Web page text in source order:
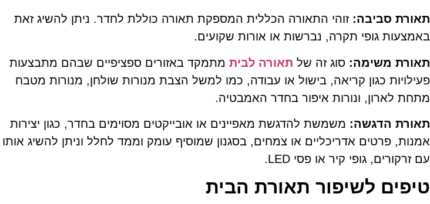
תאורת סביבה: זוהי התאורה הכללית המספקת תאורה כוללת לחדר. ניתן להשיג זאת
באמצעות גופי תקרה, נברשות או אורות שקועים.
תאורת משימה: סוג זה של תאורה לבית מתמקד באזורים ספציפיים שבהם מתבצעות
פעילויות כגון קריאה, בישול או עבודה, כמו למשל הצבת מנורות שולחן, מנורות מטבח
מתחת לארון, ונורות איפור בחדר האמבטיה.
תאורת הדגשה: משמשת להדגשת מאפיינים או אובייקטים מסוימים בחדר, כגון יצירות
אמנות, פרטים אדריכליים או צמחים, בסגנון שמוסיף עומק וממד לחלל וניתן להשיג אותו
עם זרקורים, גופי קיר או פסי LED
.
טיפים לשיפור תאורת הבית